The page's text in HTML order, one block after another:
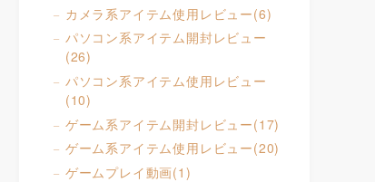
カメラ系アイテム使用レビュー(6)
パソコン系アイテム開封レビュー
(26)
パソコン系アイテム使用レビュー
(10)
ゲーム系アイテム開封レビュー(17)
ゲーム系アイテム使用レビュー(20)
ゲームプレイ動画(1)